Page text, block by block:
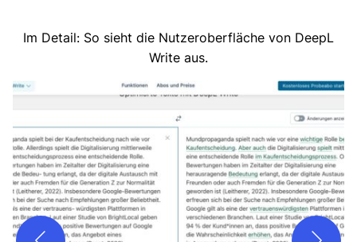
Im Detail: So sieht die Nutzeroberfläche von DeepL
Write aus.